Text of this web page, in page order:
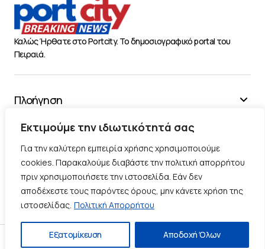
Εκτιμούμε την ιδιωτικότητά σας
Για την καλύτερη εμπειρία χρήσης χρησιμοποιούμε
cookies. Παρακαλούμε διαβάστε την πολιτική απορρήτου
πριν χρησιμοποιήσετε την ιστοσελίδα. Εάν δεν
αποδέχεστε τους παρόντες όρους, μην κάνετε χρήση της
ιστοσελίδας. Πολιτική Απορρήτου
Εξατομίκευση Αποδοχή Όλων
Καλώς Ήρθατε στο Portcity. Το δημοσιογραφικό portal του
Πειραιά.
Πλοήγηση
Χρήσιμα
Διάφορα
Ακολουθήστε μας
Πολιτική ΑπορρήτουΠολιτική Cookies
Επικοινωνία
© 2025 |Κατασκευή Blog